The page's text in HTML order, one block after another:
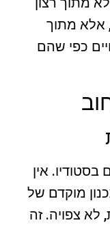
אלא מתוך
כפי שהם
בסטודיו. אין
מוקדם של
לא צפויה. זה